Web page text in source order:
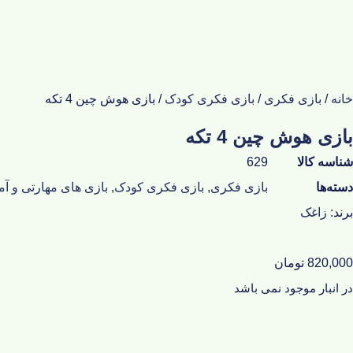
خانه / بازی فکری / بازی فکری کودک / بازی هوش چین 4 تکه
بازی هوش چین 4 تکه
شناسه کالا
629
دسته‌ها
بازی فکری, بازی فکری کودک, بازی های مهارتی و
برند: زاغک
820,000 تومان
در انبار موجود نمی باشد